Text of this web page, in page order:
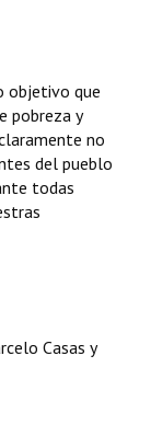
objetivo que
pobreza y
no
del pueblo
todas
Casas y